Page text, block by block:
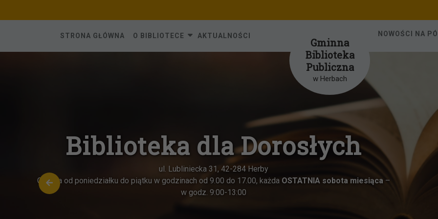
STRONA GŁÓWNA O BIBLIOTECE AKTUALNOŚCI
Gminna
Biblioteka
Publiczna
w Herbach
NOWOŚCI NA
dla Dorosłych
piątku w godzinach od 9.00 do 17.00, każda OSTATNIA sobota miesiąca–
w godz. 9:00-13:00